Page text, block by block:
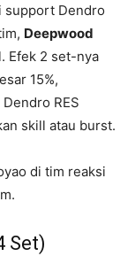
support Dendro
Deepwood
Efek 2 set-nya
15%,
RES
skill atau burst.
di tim reaksi
Set)